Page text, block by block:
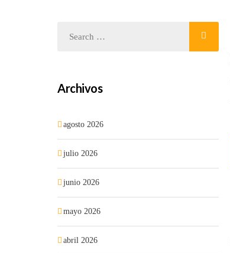
Archivos
agosto 2026
julio 2026
junio 2026
mayo 2026
abril 2026